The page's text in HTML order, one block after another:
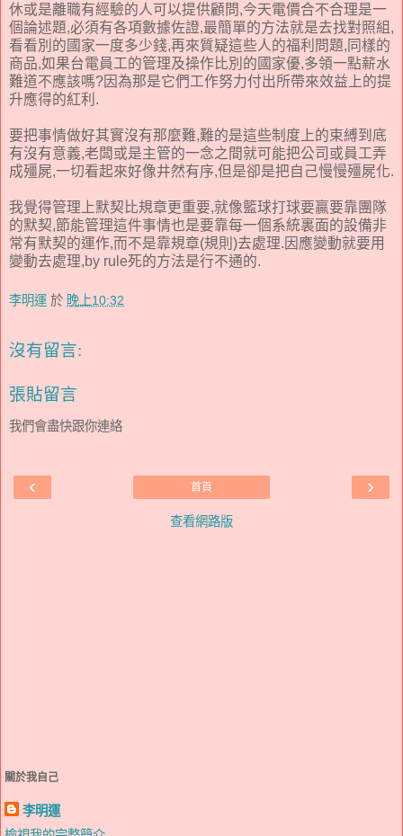
休或是離職有經驗的人可以提供顧問,今天電價合不合理是一
個論述題,必須有各項數據佐證,最簡單的方法就是去找對照組,
看看別的國家一度多少錢,再來質疑這些人的福利問題,同樣的
商品,如果台電員工的管理及操作比別的國家優,多領一點薪水
難道不應該嗎?因為那是它們工作努力付出所帶來效益上的提
升應得的紅利.
要把事情做好其實沒有那麼難,難的是這些制度上的束縛到底
有沒有意義,老闆或是主管的一念之間就可能把公司或員工弄
成殭屍,一切看起來好像井然有序,但是卻是把自己慢慢殭屍化.
我覺得管理上默契比規章更重要,就像籃球打球要贏要靠團隊
的默契,節能管理這件事情也是要靠每一個系統裏面的設備非
常有默契的運作,而不是靠規章(規則)去處理.因應變動就要用
變動去處理,by rule死的方法是行不通的.
李明運 於 晚上10:32
沒有留言:
張貼留言
我們會盡快跟你連絡
‹ ›
首頁
查看網路版
關於我自己
李明運